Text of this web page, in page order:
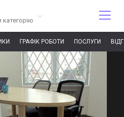
категорію
ГРАФІК РОБОТИ ПОСЛУГИ